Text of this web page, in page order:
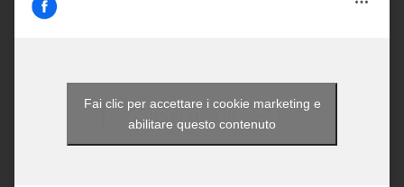
Autocom - Brescia
Fai clic per accettare i cookie marketing e
abilitare questo contenuto